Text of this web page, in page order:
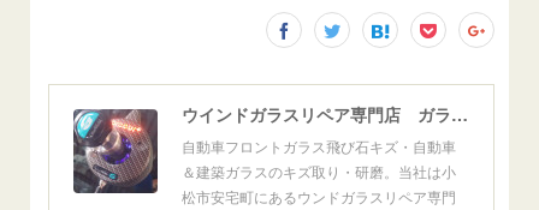
ウインドガラスリペア専門店 ガラスリペア・ヨシダ グラスウェルドジャパン 正規施工店 小松市
自動車フロントガラス飛び石キズ・自動車
＆建築ガラスのキズ取り・研磨。当社は小
松市安宅町にあるウンドガラスリペア専門